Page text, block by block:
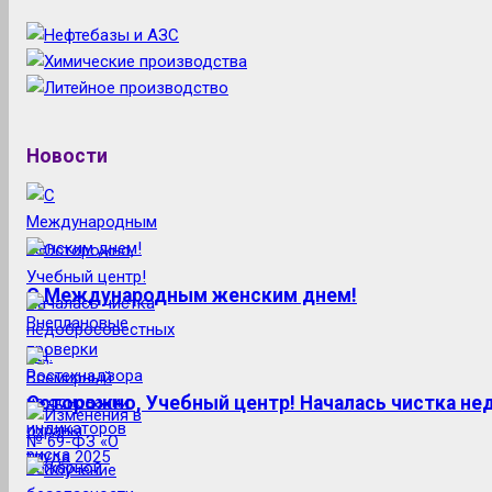
Новости
С Международным женским днем!
Осторожно, Учебный центр! Началась чистка